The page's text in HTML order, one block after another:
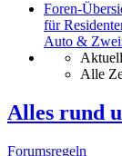
Foren-
für
Auto &
Alle
Alles rund
Forumsregeln